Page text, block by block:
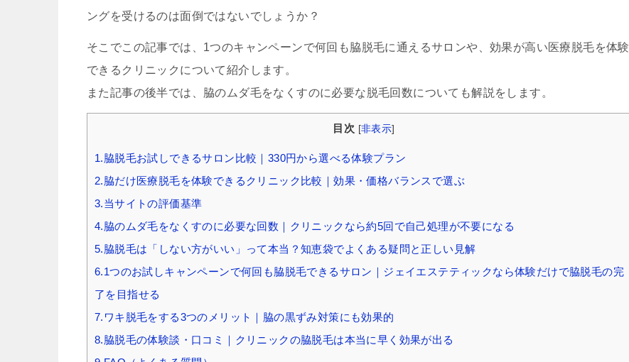
ングを受けるのは面倒ではないでしょうか？
そこでこの記事では、1つのキャンペーンで何回も脇脱毛に通えるサロンや、効果が高い医療脱毛を体験
できるクリニックについて紹介します。
また記事の後半では、脇のムダ毛をなくすのに必要な脱毛回数についても解説をします。
目次 [非表示]
1.脇脱毛お試しできるサロン比較｜330円から選べる体験プラン
2.脇だけ医療脱毛を体験できるクリニック比較｜効果・価格バランスで選ぶ
3.当サイトの評価基準
4.脇のムダ毛をなくすのに必要な回数｜クリニックなら約5回で自己処理が不要になる
5.脇脱毛は「しない方がいい」って本当？知恵袋でよくある疑問と正しい見解
6.1つのお試しキャンペーンで何回も脇脱毛できるサロン｜ジェイエステティックなら体験だけで脇脱毛の完
了を目指せる
7.ワキ脱毛をする3つのメリット｜脇の黒ずみ対策にも効果的
8.脇脱毛の体験談・口コミ｜クリニックの脇脱毛は本当に早く効果が出る